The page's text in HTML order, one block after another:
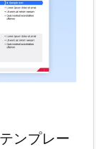
ンプレー